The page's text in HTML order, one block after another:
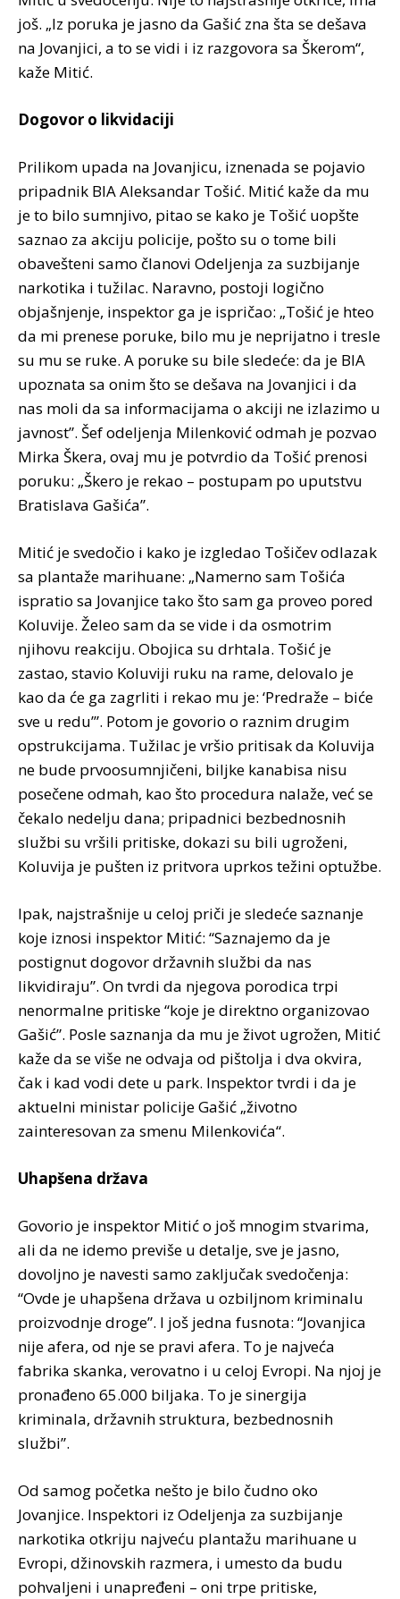
još. „Iz poruka je jasno da Gašić zna šta se dešava
na Jovanjici, a to se vidi i iz razgovora sa Škerom“,
kaže Mitić.
Dogovor o likvidaciji
Prilikom upada na Jovanjicu, iznenada se pojavio
pripadnik BIA Aleksandar Tošić. Mitić kaže da mu
je to bilo sumnjivo, pitao se kako je Tošić uopšte
saznao za akciju policije, pošto su o tome bili
obavešteni samo članovi Odeljenja za suzbijanje
narkotika i tužilac. Naravno, postoji logično
objašnjenje, inspektor ga je ispričao: „Tošić je hteo
da mi prenese poruke, bilo mu je neprijatno i tresle
su mu se ruke. A poruke su bile sledeće: da je BIA
upoznata sa onim što se dešava na Jovanjici i da
nas moli da sa informacijama o akciji ne izlazimo u
javnost”. Šef odeljenja Milenković odmah je pozvao
Mirka Škera, ovaj mu je potvrdio da Tošić prenosi
poruku: „Škero je rekao – postupam po uputstvu
Bratislava Gašića”.
Mitić je svedočio i kako je izgledao Tošičev odlazak
sa plantaže marihuane: „Namerno sam Tošića
ispratio sa Jovanjice tako što sam ga proveo pored
Koluvije. Želeo sam da se vide i da osmotrim
njihovu reakciju. Obojica su drhtala. Tošić je
zastao, stavio Koluviji ruku na rame, delovalo je
kao da će ga zagrliti i rekao mu je: ‘Predraže – biće
sve u redu’”. Potom je govorio o raznim drugim
opstrukcijama. Tužilac je vršio pritisak da Koluvija
ne bude prvoosumnjičeni, biljke kanabisa nisu
posečene odmah, kao što procedura nalaže, već se
čekalo nedelju dana; pripadnici bezbednosnih
službi su vršili pritiske, dokazi su bili ugroženi,
Koluvija je pušten iz pritvora uprkos težini optužbe.
Ipak, najstrašnije u celoj priči je sledeće saznanje
koje iznosi inspektor Mitić: “Saznajemo da je
postignut dogovor državnih službi da nas
likvidiraju”. On tvrdi da njegova porodica trpi
nenormalne pritiske “koje je direktno organizovao
Gašić”. Posle saznanja da mu je život ugrožen, Mitić
kaže da se više ne odvaja od pištolja i dva okvira,
čak i kad vodi dete u park. Inspektor tvrdi i da je
aktuelni ministar policije Gašić „životno
zainteresovan za smenu Milenkovića“.
Uhapšena država
Govorio je inspektor Mitić o još mnogim stvarima,
ali da ne idemo previše u detalje, sve je jasno,
dovoljno je navesti samo zaključak svedočenja:
“Ovde je uhapšena država u ozbiljnom kriminalu
proizvodnje droge”. I još jedna fusnota: “Jovanjica
nije afera, od nje se pravi afera. To je najveća
fabrika skanka, verovatno i u celoj Evropi. Na njoj je
pronađeno 65.000 biljaka. To je sinergija
kriminala, državnih struktura, bezbednosnih
službi”.
Od samog početka nešto je bilo čudno oko
Jovanjice. Inspektori iz Odeljenja za suzbijanje
narkotika otkriju najveću plantažu marihuane u
Evropi, džinovskih razmera, i umesto da budu
pohvaljeni i unapređeni – oni trpe pritiske,